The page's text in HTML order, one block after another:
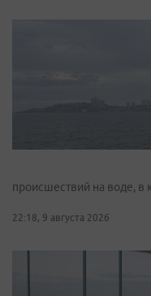
происшествий на воде, в
22:18, 9 августа 2026